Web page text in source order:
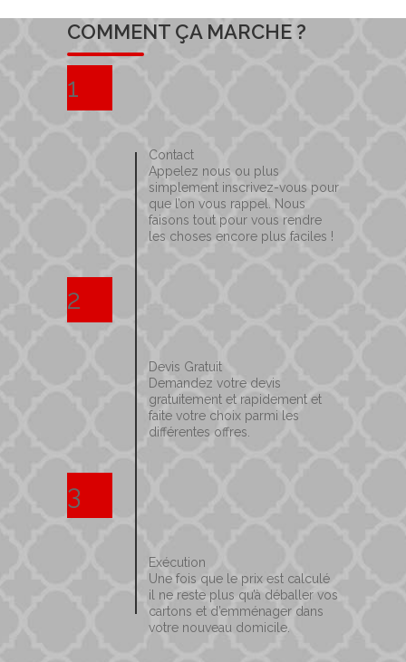
COMMENT ÇA MARCHE ?
1
Contact
Appelez nous ou plus
simplement inscrivez-vous pour
que l’on vous rappel. Nous
faisons tout pour vous rendre
les choses encore plus faciles !
2
Devis Gratuit
Demandez votre devis
gratuitement et rapidement et
faite votre choix parmi les
différentes offres.
3
Exécution
Une fois que le prix est calculé
il ne reste plus qu’à déballer vos
cartons et d’emménager dans
votre nouveau domicile.